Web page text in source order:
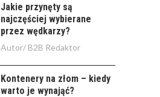
Jakie przynęty są
najczęściej wybierane
przez wędkarzy?
Autor/ B2B Redaktor
Kontenery na złom – kiedy
warto je wynająć?